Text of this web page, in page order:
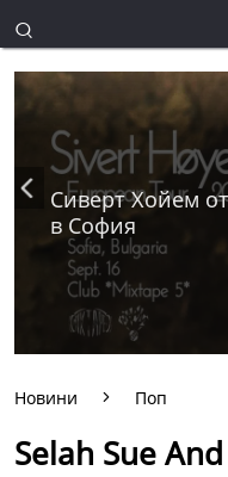
Сиверт Хойем
в София
Новини Поп
Selah Sue